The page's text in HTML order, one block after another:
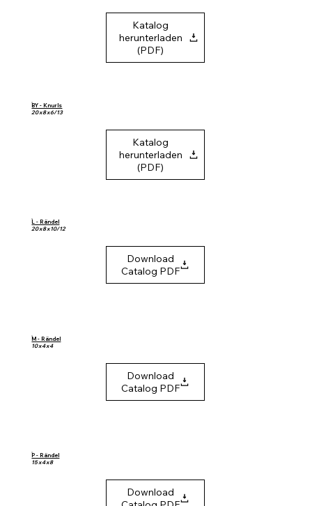
Katalog
herunterladen
(PDF)
BY - Knurls
20 x 8 x 6/13
Katalog
herunterladen
(PDF)
L - Rändel
20 x 8 x 10/12
Download
Catalog PDF
M - Rändel
10 x 4 x 4
Download
Catalog PDF
P - Rändel
15 x 4 x 8
Download